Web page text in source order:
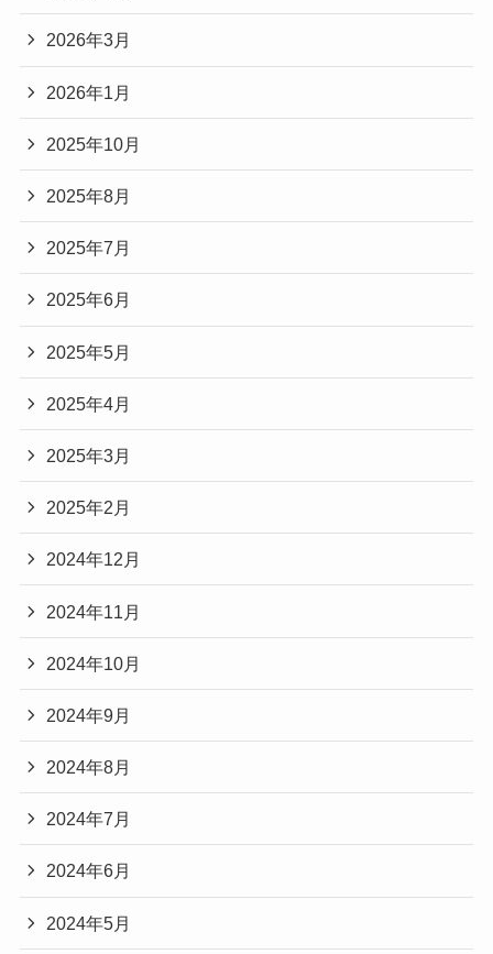
2026年3月
2026年1月
2025年10月
2025年8月
2025年7月
2025年6月
2025年5月
2025年4月
2025年3月
2025年2月
2024年12月
2024年11月
2024年10月
2024年9月
2024年8月
2024年7月
2024年6月
2024年5月